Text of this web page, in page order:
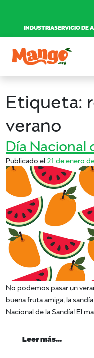
INDUSTRIASERVICIO DE
Navegación
RECETAS
COMPRAR
Etiqueta:
verano
Día Nacional
Publicado el 21 de enero
No podemos pasar un
buena fruta amiga, la
Nacional de la Sandía! El
Leer más…